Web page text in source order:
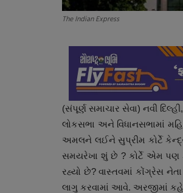
The Indian Express
(સંપૂર્ણ સમાચાર સેવા) નવી દિલ્હી,
લોકસભા અને વિધાનસભામાં
અમલને લઈને સુપ્રીમ કોર્ટે
સમયરેખા શું છે ? કોર્ટે એમ પણ
રહ્યો છે? વાસ્તવમાં કોંગ્રેસ
લાગુ કરવામાં આવે. અરજીમાં